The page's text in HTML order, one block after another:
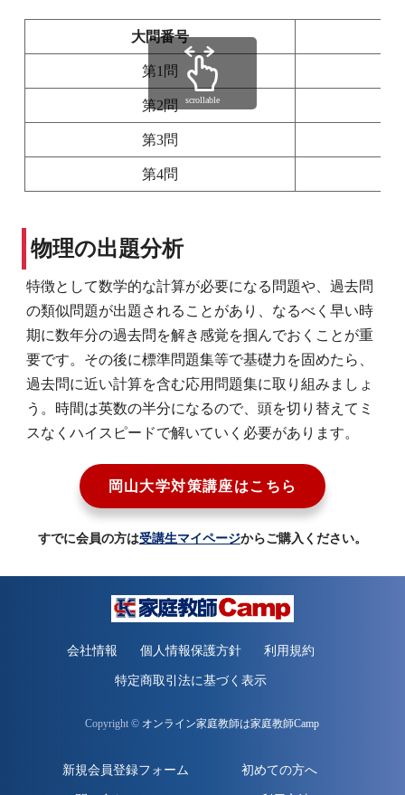
大問番号
第1問
第2問
第3問
第4問
scrollable
物理の出題分析
特徴として数学的な計算が必要になる問題や、過去問
の類似問題が出題されることがあり、なるべく早い時
期に数年分の過去問を解き感覚を掴んでおくことが重
要です。その後に標準問題集等で基礎力を固めたら、
過去問に近い計算を含む応用問題集に取り組みましょ
う。時間は英数の半分になるので、頭を切り替えてミ
スなくハイスピードで解いていく必要があります。
岡山大学対策講座はこちら
すでに会員の方は受講生マイページからご購入ください。
会社情報 個人情報保護方針 利用規約
特定商取引法に基づく表示
Copyright © オンライン家庭教師は家庭教師Camp
新規会員登録フォーム 初めての方へ